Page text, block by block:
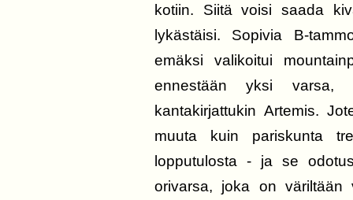
kotiin. Siitä voisi saada
lykästäisi. Sopivia B-
emäksi valikoitui
ennestään yksi varsa,
kantakirjattukin Artemis.
muuta kuin pariskunta
lopputulosta - ja se
orivarsa, joka on väriltään